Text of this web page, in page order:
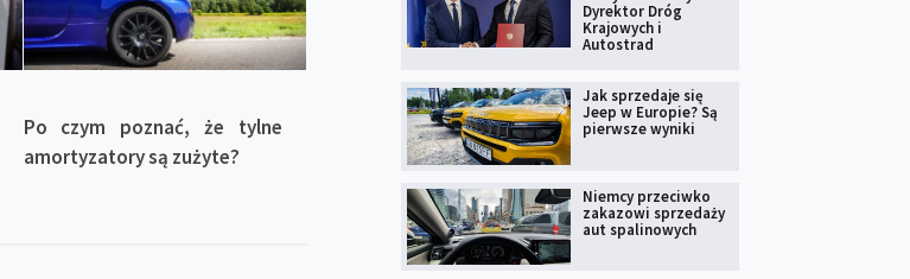
Po czym poznać, że tylne
amortyzatory są zużyte?
Dyrektor Dróg
Krajowych i
Autostrad
Jak sprzedaje się
Jeep w Europie? Są
pierwsze wyniki
Niemcy przeciwko
zakazowi sprzedaży
aut spalinowych